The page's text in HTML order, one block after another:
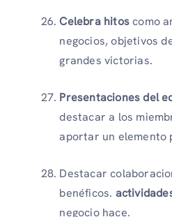
Celebra hitoscomo
negocios, objetivos
grandes victorias.
Presentaciones del
destacar a los
aportar un elemento
Destacar
benéficos.
negocio hace.